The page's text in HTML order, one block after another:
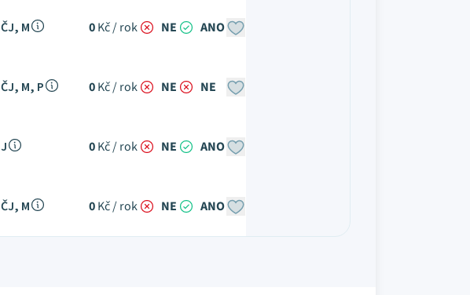
ČJ, M 0Kč / rok NE ANO
ČJ, M, P 0Kč / rok NE NE
J 0Kč / rok NE ANO
ČJ, M 0Kč / rok NE ANO